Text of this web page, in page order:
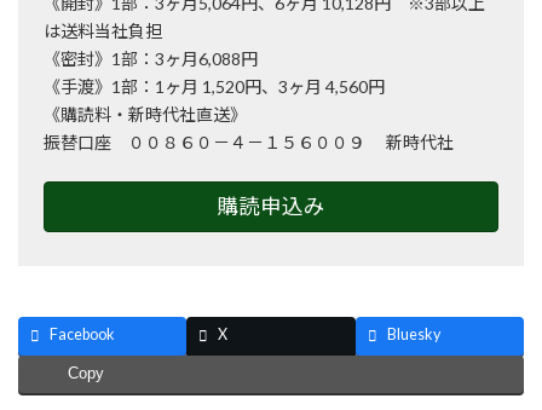
は送料当社負担
《密封》1部：3ヶ月6,088円
《手渡》1部：1ヶ月 1,520円、3ヶ月 4,560円
《購読料・新時代社直送》
振替口座 ００８６０－４－１５６００９ 新時代社
購読申込み
Facebook X Bluesky
Copy